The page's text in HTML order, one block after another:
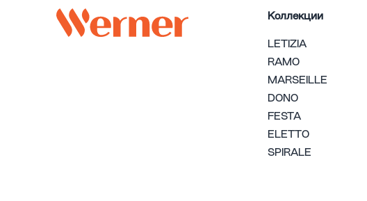
Коллекции
LETIZIA
RAMO
MARSEILLE
DONO
FESTA
ELETTO
SPIRALE